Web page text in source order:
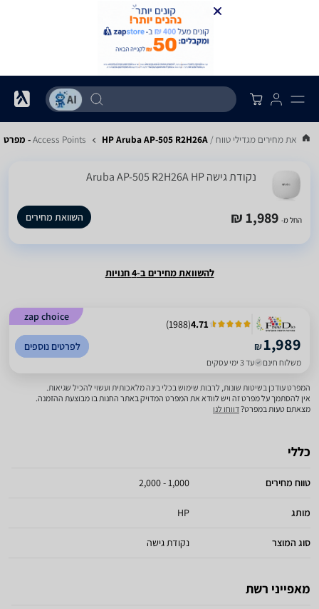
השוואת מחירים מגדילי טווח / Access Points HP Aruba AP-505 R2H26A - מפרט
‏נקודת גישה Aruba AP-505 R2H26A HP
החל מ- 1,989 ₪ השוואת מחירים
להשוואת מחירים ב-4 חנויות
zap choice
4.71
(
1988
)
₪1,989
משלוח חינם עד 3 ימי עסקים
לפרטים נוספים
המפרט עודכן בשיטות שונות, לרבות שימוש בכלי בינה מלאכותית ועשוי להכיל שגיאות.
אין להסתמך על מפרט זה ויש לוודא את המפרט המדויק באתר החנות בו מבוצעת ההזמנה.
מצאתם טעות במפרט?דווחו לנו
כללי
טווח מחירים 1,000 - 2,000
מותג HP
סוג המוצר נקודת גישה
מאפייני רשת